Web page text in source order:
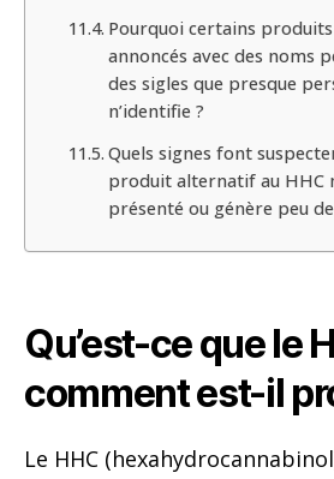
Pourquoi certains
annoncés avec des noms
des sigles que presque
n’identifie ?
Quels signes font
produit alternatif au HHC
présenté ou génère peu
Qu’est-ce que le
comment est-il
Le HHC